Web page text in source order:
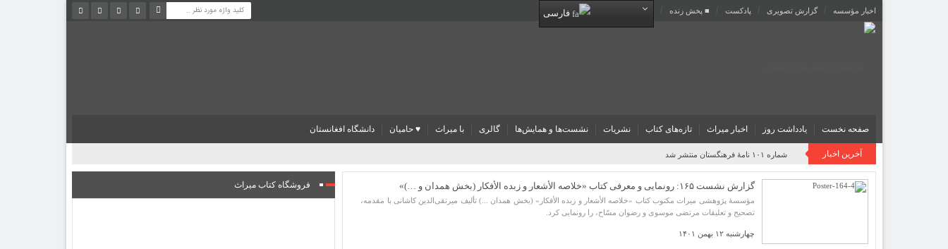
اخبار مؤسسه گزارش تصویری پادکست‌ ■ پخش زنده فارسی
صفحه نخست یادداشت روز اخبار میراث تازه‌های کتاب نشریات نشست‌ها و همایش‌ها گالری با میراث ♥ حامیان دانشگاه افغانستان
آخرین اخبار روایت یک قرن صیانت از میراث مکتوب ایران به بیان معاون کتابخانه ملی
گزارش نشست ۱۶۵: رونمایی و معرفی کتاب «خلاصه ‌الأشعار و زبده‌ الأفکار (بخش همدان و …)»
مؤسسۀ پژوهشی میراث مکتوب کتاب «خلاصه ‌الأشعار و زبده‌ الأفکار» (بخش همدان ...) تألیف میرتقی‌الدین کاشانی با مقدمه،
تصحیح و تعلیقات مرتضی موسوی و رضوان مسّاح، را رونمایی کرد.
چهارشنبه ۱۲ بهمن ۱۴۰۱
فروشگاه کتاب میراث